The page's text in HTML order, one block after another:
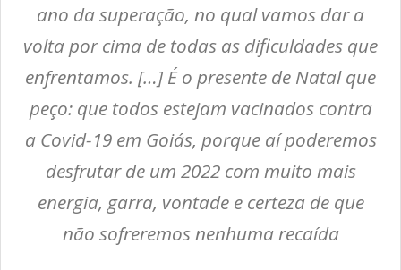
ano da superação, no qual vamos dar a
volta por cima de todas as dificuldades que
enfrentamos. […] É o presente de Natal que
peço: que todos estejam vacinados contra
a Covid-19 em Goiás, porque aí poderemos
desfrutar de um 2022 com muito mais
energia, garra, vontade e certeza de que
não sofreremos nenhuma recaída